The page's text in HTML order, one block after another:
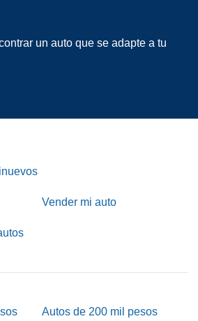
un auto que se adapte a tu
Vender mi auto
Autos de 200 mil pesos